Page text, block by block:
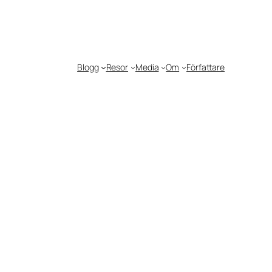
Blogg Resor Media Om Författare